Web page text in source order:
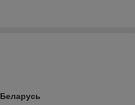
Беларусь